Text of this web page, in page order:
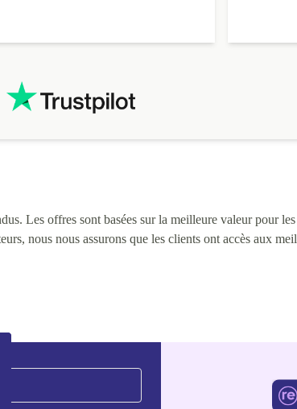
Les offres sont basées sur la meilleure valeur pour
nous nous assurons que les clients ont accès aux